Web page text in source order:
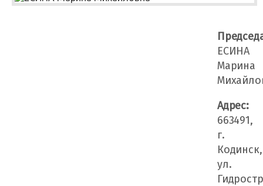
ЕСИНА
Марина
Адрес:
663491,
г.
Кодинск,
ул.